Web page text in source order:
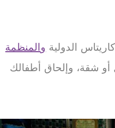
الدولية والمنظمة
شقة، وإلحاق أطفالك